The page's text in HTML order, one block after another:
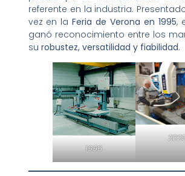
referente en la industria.
vez en laFeria de Verona en 1995,
ganó reconocimiento entre los
su robustez, versatilidad y fiabilidad.
1995